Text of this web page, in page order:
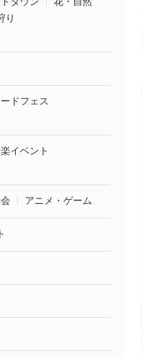
り
ドフェス
イベント
アニメ・ゲーム